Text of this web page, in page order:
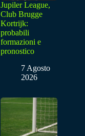
Jupiler League,
Club Brugge
Kortrijk:
probabili
formazioni e
pronostico
7 Agosto
2026